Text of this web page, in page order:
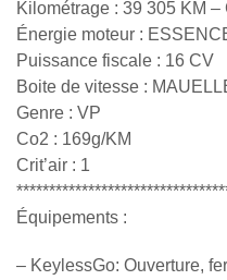
Kilométrage : 39 305 KM
Énergie moteur :
Puissance fiscale : 16 CV
Boite de vitesse :
Genre : VP
Co2 : 169g/KM
Crit’air : 1
Équipements :
– KeylessGo: Ouverture,